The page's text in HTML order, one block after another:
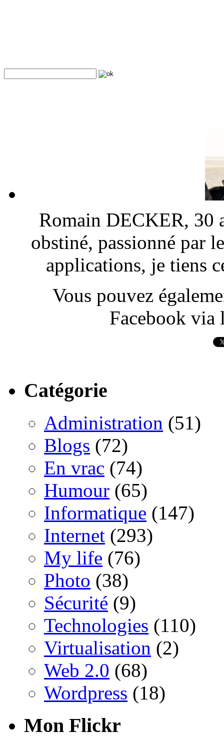
Romain DECKER, 30
obstiné, passionné par
applications, je tiens
Vous pouvez
Facebook via
Catégorie
Administration (51)
Blogs (72)
En vrac (74)
Humour (65)
Informatique (147)
Internet (293)
My life (76)
Photo (38)
Sécurité (9)
Technologies (110)
Virtualisation (2)
Web 2.0 (68)
Wordpress (18)
Mon Flickr